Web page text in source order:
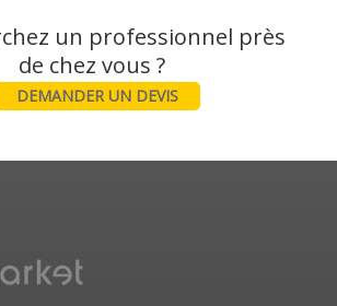
un professionnel près
DEMANDER UN DEVIS